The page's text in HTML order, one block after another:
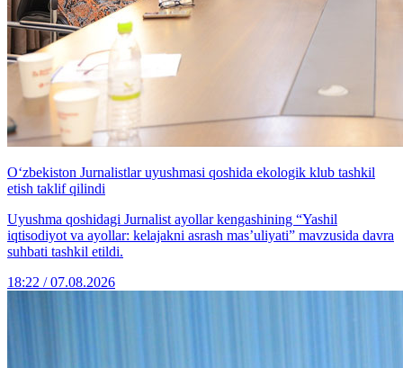
O‘zbekiston Jurnalistlar uyushmasi qoshida ekologik klub tashkil
etish taklif qilindi
Uyushma qoshidagi Jurnalist ayollar kengashining “Yashil
iqtisodiyot va ayollar: kelajakni asrash mas’uliyati” mavzusida davra
suhbati tashkil etildi.
18:22 / 07.08.2026